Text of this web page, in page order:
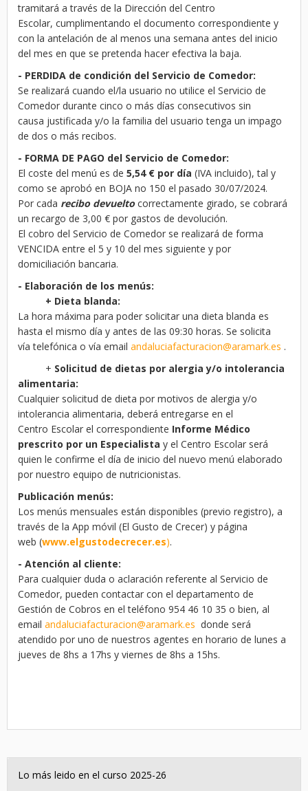
tramitará a través de la Dirección del Centro
Escolar, cumplimentando el documento correspondiente y
con la antelación de al menos una semana antes del inicio
del mes en que se pretenda hacer efectiva la baja.
- PERDIDA de condición del Servicio de Comedor:
Se realizará cuando el/la usuario no utilice el Servicio de
Comedor durante cinco o más días consecutivos sin
causa justificada y/o la familia del usuario tenga un impago
de dos o más recibos.
- FORMA DE PAGO del Servicio de Comedor:
El coste del menú es de 5,54 € por día (IVA incluido), tal y
como se aprobó en BOJA no 150 el pasado 30/07/2024.
Por cada recibo devueltocorrectamente girado, se cobrará
un recargo de 3,00 € por gastos de devolución.
El cobro del Servicio de Comedor se realizará de forma
VENCIDA entre el 5 y 10 del mes siguiente y por
domiciliación bancaria.
- Elaboración de los menús:
+ Dieta blanda:
La hora máxima para poder solicitar una dieta blanda es
hasta el mismo día y antes de las 09:30 horas. Se solicita
vía telefónica o vía email andaluciafacturacion@aramark.es .
+ Solicitud de dietas por alergia y/o intolerancia
alimentaria:
Cualquier solicitud de dieta por motivos de alergia y/o
intolerancia alimentaria, deberá entregarse en el
Centro Escolar el correspondiente Informe Médico
prescrito por un Especialista y el Centro Escolar será
quien le confirme el día de inicio del nuevo menú elaborado
por nuestro equipo de nutricionistas.
Publicación menús:
Los menús mensuales están disponibles (previo registro), a
través de la App móvil (El Gusto de Crecer) y página
web (www.elgustodecrecer.es).
- Atención al cliente:
Para cualquier duda o aclaración referente al Servicio de
Comedor, pueden contactar con el departamento de
Gestión de Cobros en el teléfono 954 46 10 35 o bien, al
email andaluciafacturacion@aramark.es donde será
atendido por uno de nuestros agentes en horario de lunes a
jueves de 8hs a 17hs y viernes de 8hs a 15hs.
Lo más leido en el curso 2025-26